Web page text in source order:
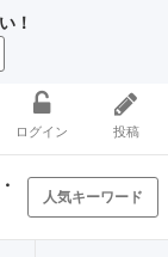
！
ログイン 投稿
人気キーワード